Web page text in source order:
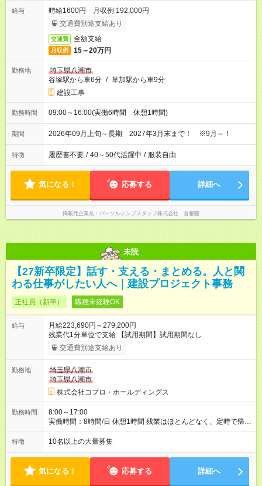
給与
時給1600円 月収例 192,000円
交通費別途支給あり
交通費 全額支給
月収例 15～20万円
勤務地
埼玉県八潮市
谷塚駅から車6分 / 草加駅から車9分
建設工事
勤務時間 09:00～16:00(実働6時間 休憩1時間)
期間 2026年09月上旬～長期 2027年3月末まで！ ※9月～！
特徴 履歴書不要 / 40～50代活躍中 / 服装自由
気になる！ 応募する 詳細へ
掲載元企業名 パーソルテンプスタッフ株式会社 首都圏
未読
【27新卒限定】話す・支える・まとめる。人と関
わる仕事がしたい人へ｜建設プロジェクト事務
正社員（新卒） 職種未経験OK
給与
月給223,690円～279,200円
残業代1分単位で支給 【試用期間】試用期間なし
交通費別途支給あり
勤務地
埼玉県八潮市
埼玉県八潮市
株式会社コプロ・ホールディングス
勤務時間
8:00～17:00
実働時間：8時間/日 休憩1時間 残業はほとんどなく、定時で帰れ
る日が多い働き方です。 毎日の業務は進捗管理や事務が中心な
ので、 「今日やるべき仕事」が終われば、自然と区切りをつけ
方を大切にしています。
特徴 10名以上の大量募集
気になる！ 応募する 詳細へ